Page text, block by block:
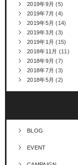
2019年9月 (5)
2019年7月 (4)
2019年5月 (14)
2019年3月 (3)
2019年1月 (15)
2018年11月 (11)
2018年9月 (7)
2018年7月 (3)
2018年5月 (2)
BLOG
EVENT